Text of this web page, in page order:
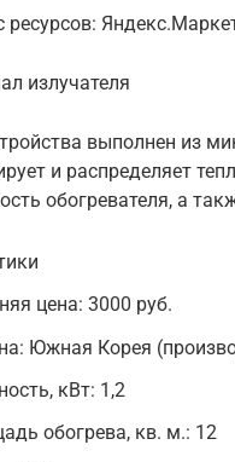
ресурсов:
излучателя
выполнен из
и распределяет
обогревателя, а
цена: 3000 руб.
Южная Корея
кВт: 1,2
обогрева, кв. м.: 12